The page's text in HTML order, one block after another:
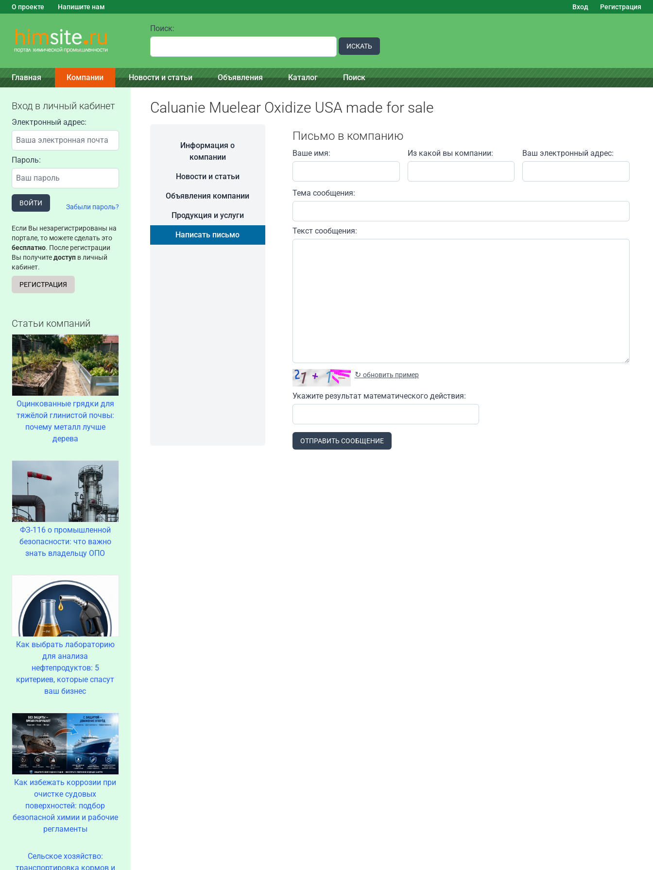
О проекте Напишите нам Вход Регистрация
Поиск:
ИСКАТЬ
Главная Компании Новости и статьи Объявления Каталог Поиск
Вход в личный кабинет
Электронный адрес:
Пароль:
ВОЙТИ Забыли пароль?
Если Вы незарегистрированы на
портале, то можете сделать это
бесплатно. После регистрации
Вы получитедоступ в личный
кабинет.
РЕГИСТРАЦИЯ
Статьи компаний
Оцинкованные грядки для
тяжёлой глинистой почвы:
почему металл лучше
дерева
ФЗ-116 о промышленной
безопасности: что важно
знать владельцу ОПО
Как выбрать лабораторию
для анализа
нефтепродуктов: 5
критериев, которые спасут
ваш бизнес
Как избежать коррозии при
очистке судовых
поверхностей: подбор
безопасной химии и рабочие
регламенты
Сельское хозяйство:
транспортировка кормов и
Caluanie Muelear Oxidize USA made for sale
Информация о
компании
Новости и статьи
Объявления компании
Продукция и услуги
Написать письмо
Письмо в компанию
Ваше имя: Из какой вы компании: Ваш электронный адрес:
Тема сообщения:
Текст сообщения:
↻ обновить пример
Укажите результат математического действия:
ОТПРАВИТЬ СООБЩЕНИЕ